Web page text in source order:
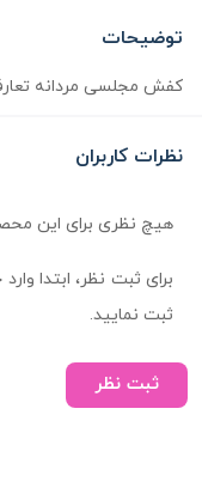
توضیحات
کفش مجلسی مردانه
نظرات کاربران
هیچ نظری برای این
برای ثبت نظر، ابتدا
ثبت نمایید.
ثبت نظر